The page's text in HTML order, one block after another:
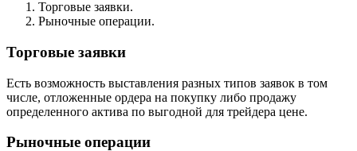
Торговые заявки.
Рыночные операции.
Торговые заявки
Есть возможность выставления разных типов заявок в том
числе, отложенные ордера на покупку либо продажу
определенного актива по выгодной для трейдера цене.
Рыночные операции